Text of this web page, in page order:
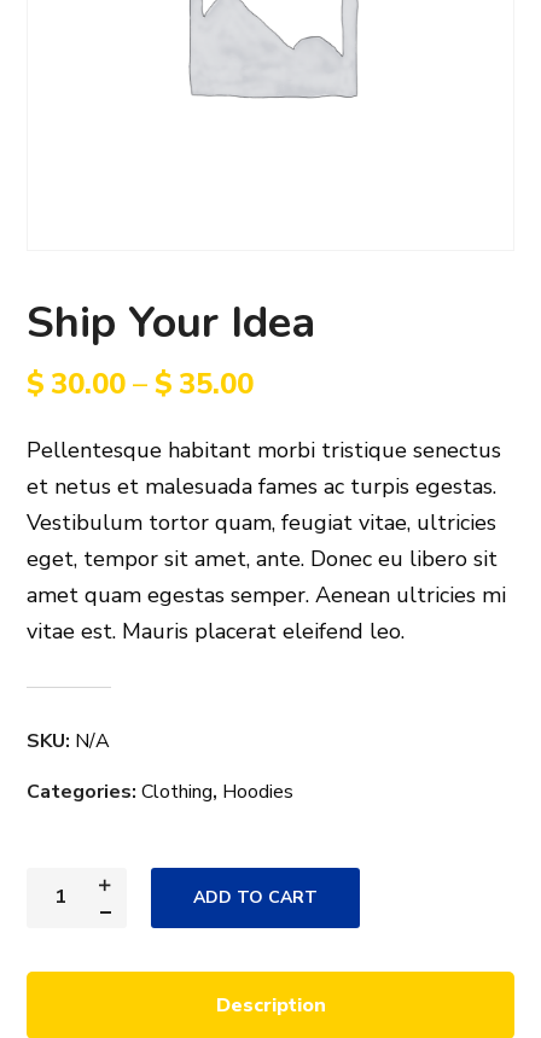
Ship Your Idea
$ 30.00–$ 35.00
Pellentesque habitant morbi tristique senectus
et netus et malesuada fames ac turpis egestas.
Vestibulum tortor quam, feugiat vitae, ultricies
eget, tempor sit amet, ante. Donec eu libero sit
amet quam egestas semper. Aenean ultricies mi
vitae est. Mauris placerat eleifend leo.
SKU: N/A
Categories:Clothing, Hoodies
ADD TO CART
Description